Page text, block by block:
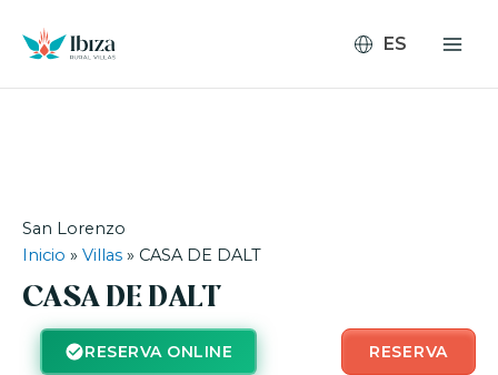
contenido
San Lorenzo
Inicio » Villas » CASA DE DALT
CASA DE DALT
RESERVA ONLINE RESERVA